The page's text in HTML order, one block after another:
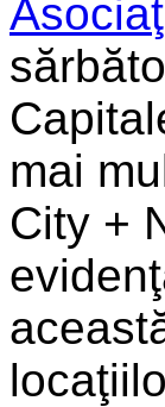
mai
City +